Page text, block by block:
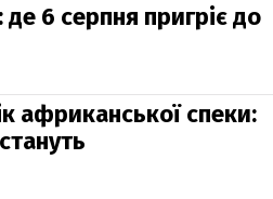
де 6 серпня пригріє до
африканської спеки: